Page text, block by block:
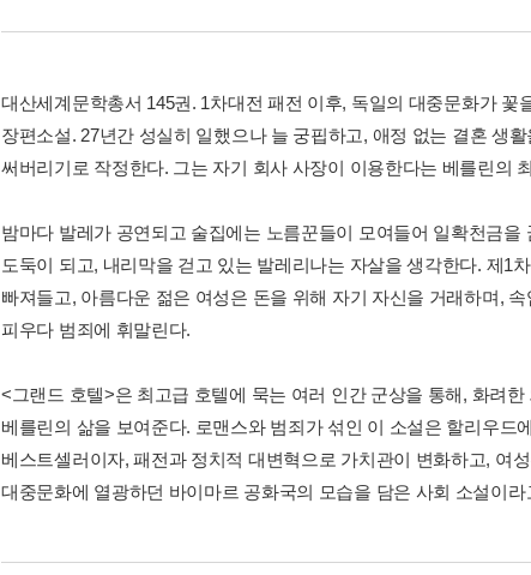
대산세계문학총서 145권. 1차대전 패전 이후, 독일의 대중문화가
장편소설. 27년간 성실히 일했으나 늘 궁핍하고, 애정 없는 결혼 생
써버리기로 작정한다. 그는 자기 회사 사장이 이용한다는 베를린의
밤마다 발레가 공연되고 술집에는 노름꾼들이 모여들어 일확천금
도둑이 되고, 내리막을 걷고 있는 발레리나는 자살을 생각한다. 제1
빠져들고, 아름다운 젊은 여성은 돈을 위해 자기 자신을 거래하며,
피우다 범죄에 휘말린다.
<그랜드 호텔>은 최고급 호텔에 묵는 여러 인간 군상을 통해, 화려
베를린의 삶을 보여준다. 로맨스와 범죄가 섞인 이 소설은 할리우드
베스트셀러이자, 패전과 정치적 대변혁으로 가치관이 변화하고, 여
대중문화에 열광하던 바이마르 공화국의 모습을 담은 사회 소설이라